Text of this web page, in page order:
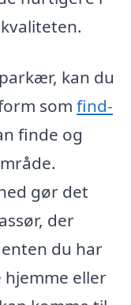
kan du
som find-
finde og
gør det
der
du har
eller